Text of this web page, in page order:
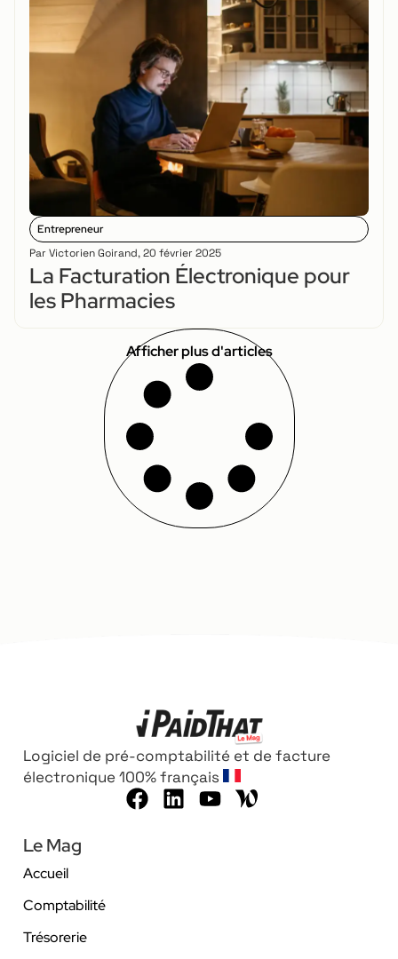
Entrepreneur
Par Victorien Goirand,20 février 2025
La Facturation Électronique pour
les Pharmacies
Afficher plus d'articles
Logiciel de pré-comptabilité et de facture
électronique 100% français
Le Mag
Accueil
Comptabilité
Trésorerie